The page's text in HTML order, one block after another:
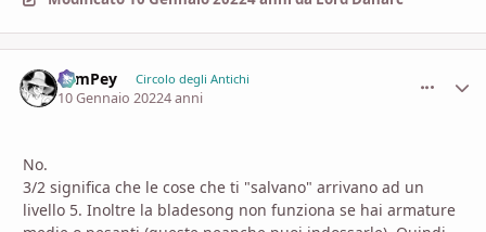
SamPey Circolo degli Antichi
10 Gennaio 20224 anni
No.
3/2 significa che le cose che ti "salvano" arrivano ad un
livello 5. Inoltre la bladesong non funziona se hai armature